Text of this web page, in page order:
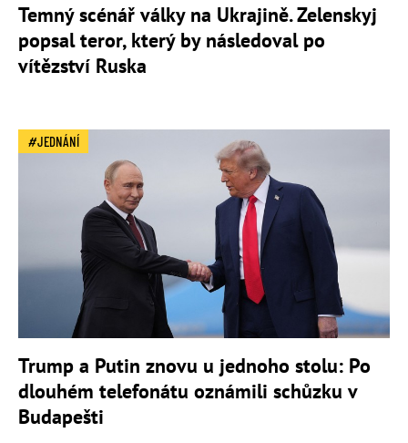
Temný scénář války na Ukrajině. Zelenskyj
popsal teror, který by následoval po
vítězství Ruska
JEDNÁNÍ
Trump a Putin znovu u jednoho stolu: Po
dlouhém telefonátu oznámili schůzku v
Budapešti